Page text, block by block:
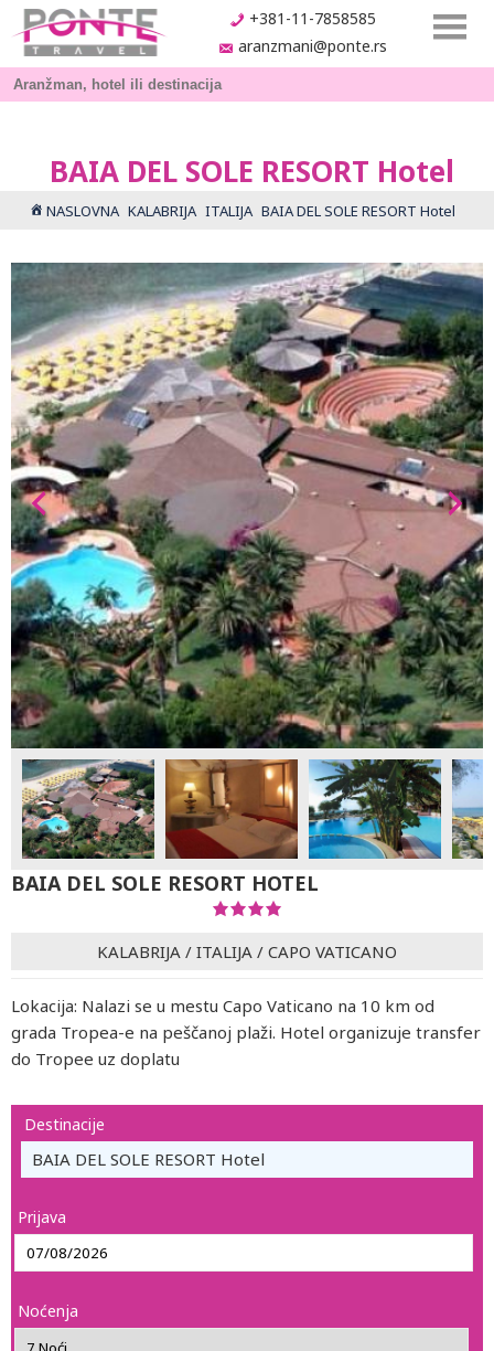
+381-11-7858585
aranzmani@ponte.rs
BAIA DEL SOLE RESORT Hotel
NASLOVNA KALABRIJA ITALIJA BAIA DEL SOLE RESORT Hotel
BAIA DEL SOLE RESORT HOTEL
KALABRIJA / ITALIJA / CAPO VATICANO
Lokacija: Nalazi se u mestu Capo Vaticano na 10 km od
grada Tropea-e na peščanoj plaži. Hotel organizuje transfer
do Tropee uz doplatu
Destinacije
BAIA DEL SOLE RESORT Hotel
Prijava
Noćenja